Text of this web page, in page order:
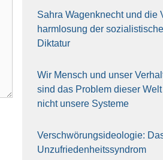
Sahra Wagen­knecht und die
harm­lo­sung der
Dik­ta­tur
Wir Mensch und unser
sind das Pro­blem die­ser
nicht unse­re Sys‍te‍me
Ver­schwö­rungs­ideo­lo­gie:
Unzufrieden­heitssyndrom